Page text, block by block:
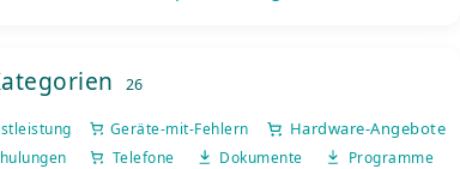
26
Geräte-mit-Fehlern Hardware-Angebote
Telefone Dokumente
Programme